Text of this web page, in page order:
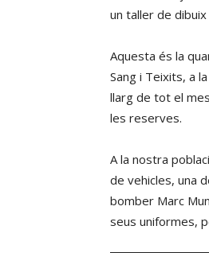
un taller de dibuix
Aquesta és la
Sang i Teixits, a
llarg de tot el
les reserves.
A la nostra
de vehicles, una
bomber Marc
seus uniformes,